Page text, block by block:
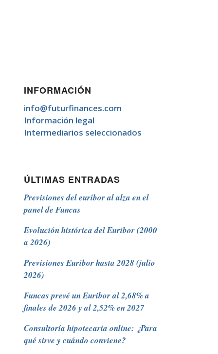
INFORMACIÓN
info@futurfinances.com
Información legal
Intermediarios seleccionados
ÚLTIMAS ENTRADAS
Previsiones del euríbor al alza en el
panel de Funcas
Evolución histórica del Euribor (2000
a 2026)
Previsiones Euribor hasta 2028 (julio
2026)
Funcas prevé un Euribor al 2,68% a
finales de 2026 y al 2,52% en 2027
Consultoría hipotecaria online: ¿Para
qué sirve y cuándo conviene?